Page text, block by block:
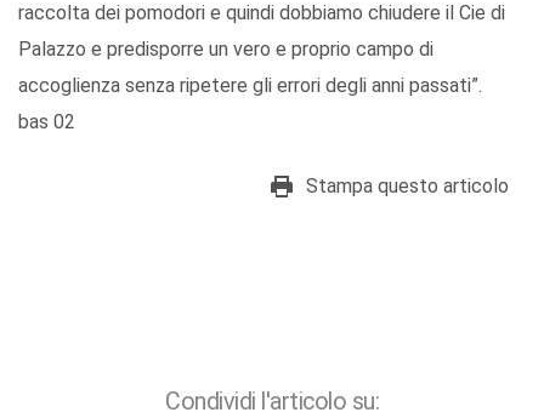
raccolta dei pomodori e quindi dobbiamo chiudere il Cie di
Palazzo e predisporre un vero e proprio campo di
accoglienza senza ripetere gli errori degli anni passati”.
bas 02
Stampa questo articolo
Condividi l'articolo su: